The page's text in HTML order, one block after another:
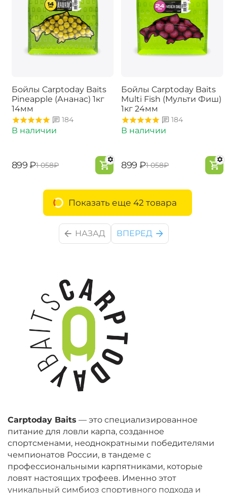
Carptoday Baits — это специализированное
питание для ловли карпа, созданное
спортсменами, неоднократными победителями
чемпионатов России, в тандеме с
профессиональными карпятниками, которые
ловят настоящих трофеев. Именно этот
уникальный симбиоз спортивного подхода и
Бойлы Carptoday Baits
Pineapple (Ананас) 1кг
14мм
184
В наличии
‍899‍ ₽‍1 058‍₽
Бойлы Carptoday Baits
Multi Fish (Мульти Фиш)
1кг 24мм
184
В наличии
‍899‍ ₽‍1 058‍₽
Показать еще 42 товара
НАЗАД ВПЕРЕД